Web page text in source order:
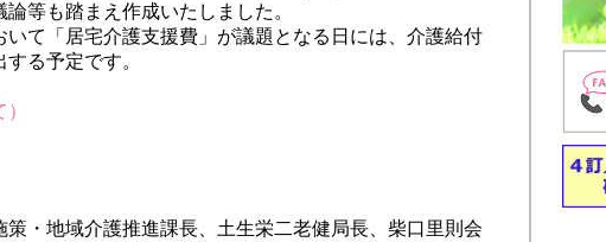
等も踏まえ作成いたしました。
て「居宅介護支援費」が議題となる日には、介護給付
る予定です。
・地域介護推進課長、土生栄二老健局長、柴口里則会